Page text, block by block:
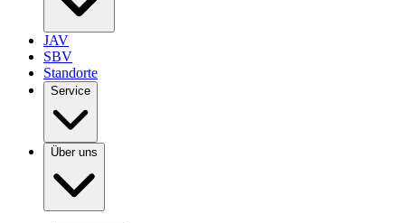
JAV
SBV
Standorte
Service
Über uns